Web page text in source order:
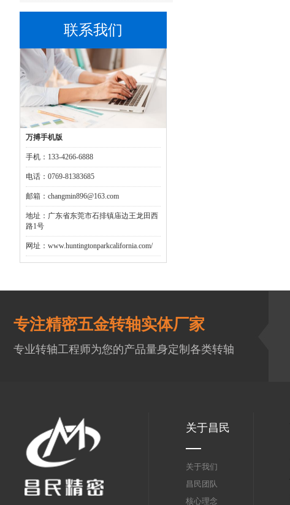
联系我们
万搏手机版
手机：133-4266-6888
电话：0769-81383685
邮箱：changmin896@163.com
地址：广东省东莞市石排镇庙边王龙田西
路1号
网址：www.huntingtonparkcalifornia.com/
专注精密五金转轴实体厂家
专业转轴工程师为您的产品量身定制各类转轴
关于昌民
关于我们
昌民团队
核心理念